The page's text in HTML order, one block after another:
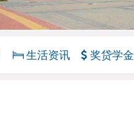
生活资讯 奖贷学金